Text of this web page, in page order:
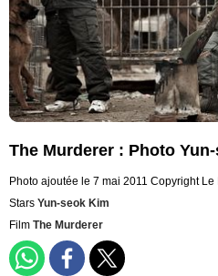
The Murderer : Photo
Photo ajoutée le 7 mai 2011 Copyright Le
Stars Yun-seok Kim
Film The Murderer